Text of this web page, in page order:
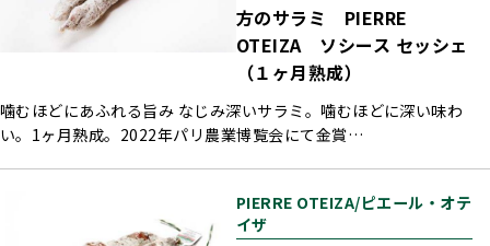
方のサラミ PIERRE
OTEIZA ソシース セッシェ
（１ヶ月熟成）
噛むほどにあふれる旨み なじみ深いサラミ。噛むほどに深い味わ
い。1ヶ月熟成。2022年パリ農業博覧会にて金賞…
PIERRE OTEIZA/ピエール・オテ
イザ